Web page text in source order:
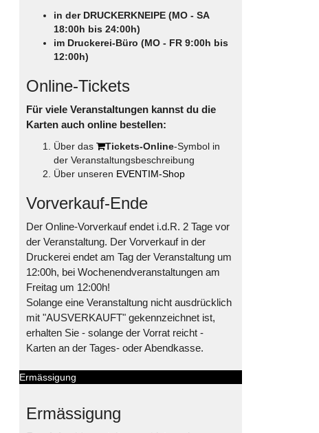
in der DRUCKERKNEIPE (MO - SA
18:00h bis 24:00h)
im Druckerei-Büro (MO - FR 9:00h bis
12:00h)
Online-Tickets
Für viele Veranstaltungen kannst du die
Karten auch online bestellen:
Über das Tickets-Online-Symbol in
der Veranstaltungsbeschreibung
Über unseren EVENTIM-Shop
Vorverkauf-Ende
Der Online-Vorverkauf endet i.d.R. 2 Tage vor
der Veranstaltung. Der Vorverkauf in der
Druckerei endet am Tag der Veranstaltung um
12:00h, bei Wochenendveranstaltungen am
Freitag um 12:00h!
Solange eine Veranstaltung nicht ausdrücklich
mit "AUSVERKAUFT" gekennzeichnet ist,
erhalten Sie - solange der Vorrat reicht -
Karten an der Tages- oder Abendkasse.
Ermässigung
Ermässigung